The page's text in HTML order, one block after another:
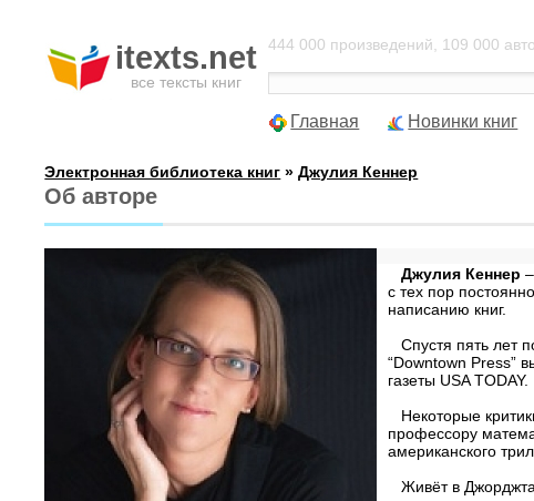
itexts.net
все тексты книг
444 000 произведений, 109 000
Главная Новинки книг
Электронная библиотека книг »Джулия Кеннер
Об авторе
Джулия Кеннер
с тех пор
написанию книг.
Спустя пять лет
“Downtown Press”
газеты USA TODAY.
Некоторые
профессору
американского
Живёт в